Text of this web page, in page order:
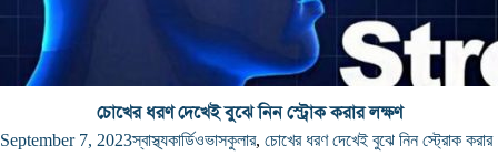
চোখের ধরণ দেখেই বুঝে নিন স্ট্রোক করার লক্ষণ
September 7, 2023স্বাস্থ্যকার্ডিওভাসকুলার, চোখের ধরণ দেখেই বুঝে নিন স্ট্রোক করার